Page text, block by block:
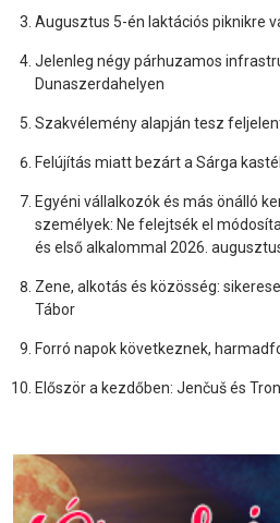
Augusztus 5-én laktációs piknikre
Jelenleg négy párhuzamos
Dunaszerdahelyen
Szakvélemény alapján tesz
Felújítás miatt bezárt a Sárga
Egyéni vállalkozók és más önálló
személyek: Ne felejtsék el
és első alkalommal 2026.
Zene, alkotás és közösség:
Tábor
Forró napok következnek,
Először a kezdőben: Jenčuš és